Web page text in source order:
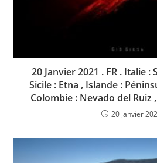
20 Janvier 2021 . FR . Italie
Sicile : Etna , Islande :
Colombie : Nevado del Ruiz
20 janvier